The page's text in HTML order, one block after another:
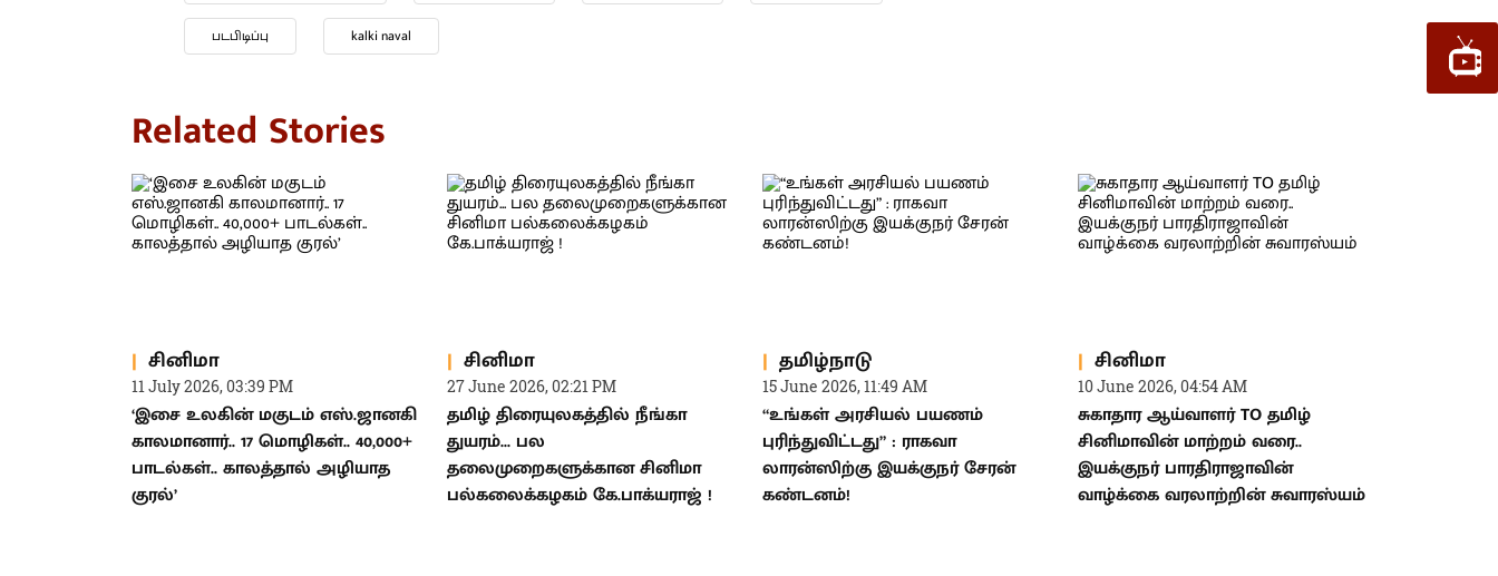
படபிடிப்பு kalki naval
Related Stories
சினிமா
11 July 2026, 03:39 PM
‘இசை உலகின் மகுடம் எஸ்.ஜானகி
காலமானார்.. 17 மொழிகள்.. 40,000+
பாடல்கள்.. காலத்தால் அழியாத
குரல்’
சினிமா
27 June 2026, 02:21 PM
தமிழ் திரையுலகத்தில் நீங்கா
துயரம்... பல
தலைமுறைகளுக்கான சினிமா
பல்கலைக்கழகம் கே.பாக்யராஜ் !
தமிழ்நாடு
15 June 2026, 11:49 AM
“உங்கள் அரசியல் பயணம்
புரிந்துவிட்டது” : ராகவா
லாரன்ஸிற்கு இயக்குநர் சேரன்
கண்டனம்!
சினிமா
10 June 2026, 04:54 AM
சுகாதார ஆய்வாளர் TO தமிழ்
சினிமாவின் மாற்றம் வரை..
இயக்குநர் பாரதிராஜாவின்
வாழ்க்கை வரலாற்றின் சுவாரஸ்யம்